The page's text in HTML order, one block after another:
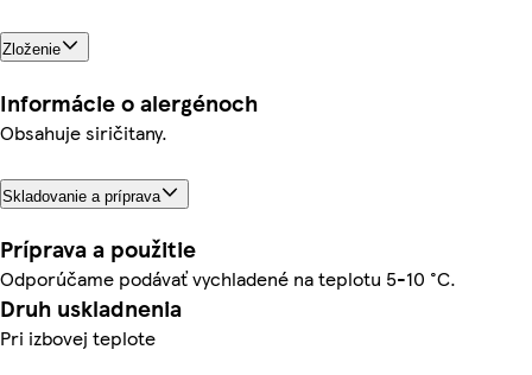
Zloženie
Informácie o alergénoch
Obsahuje siričitany.
Skladovanie a príprava
Príprava a použitie
Odporúčame podávať vychladené na teplotu 5-10 °C.
Druh uskladnenia
Pri izbovej teplote